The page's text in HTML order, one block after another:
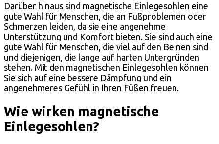
Darüber hinaus sind magnetische Einlegesohlen eine
gute Wahl für Menschen, die an Fußproblemen oder
Schmerzen leiden, da sie eine angenehme
Unterstützung und Komfort bieten. Sie sind auch eine
gute Wahl für Menschen, die viel auf den Beinen sind
und diejenigen, die lange auf harten Untergründen
stehen. Mit den magnetischen Einlegesohlen können
Sie sich auf eine bessere Dämpfung und ein
angenehmeres Gefühl in Ihren Füßen freuen.
Wie wirken magnetische
Einlegesohlen?